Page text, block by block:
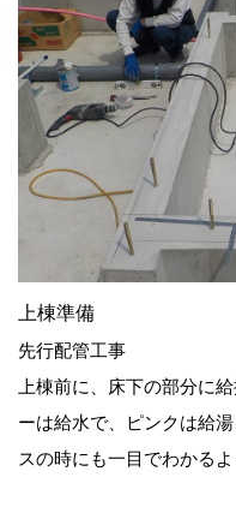
上棟準備
先行配管工事
上棟前に、床下の部分に
ーは給水で、ピンクは給
スの時にも一目でわかる